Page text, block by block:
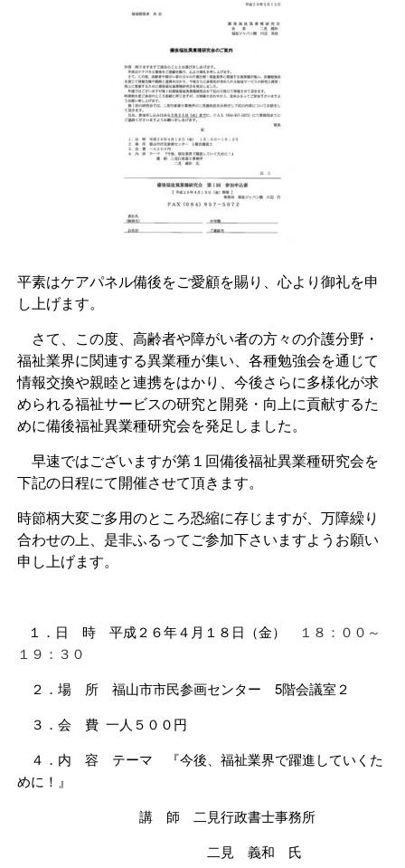
平素はケアパネル備後をご愛顧を賜り、心より御礼を申
し上げます。
さて、この度、高齢者や障がい者の方々の介護分野・
福祉業界に関連する異業種が集い、各種勉強会を通じて
情報交換や親睦と連携をはかり、今後さらに多様化が求
められる福祉サービスの研究と開発・向上に貢献するた
めに備後福祉異業種研究会を発足しました。
早速ではございますが第１回備後福祉異業種研究会を
下記の日程にて開催させて頂きます。
時節柄大変ご多用のところ恐縮に存じますが、万障繰り
合わせの上、是非ふるってご参加下さいますようお願い
申し上げます。
１．日 時 平成２６年４月１８日（金）
１８：００～
１９：３０
２．場 所 福山市市民参画センター 5階会議室２
３．会 費 一人５００円
４．内 容 テーマ 『今後、福祉業界で躍進していくた
めに！』
講 師 二見行政書士事務所
二見 義和 氏